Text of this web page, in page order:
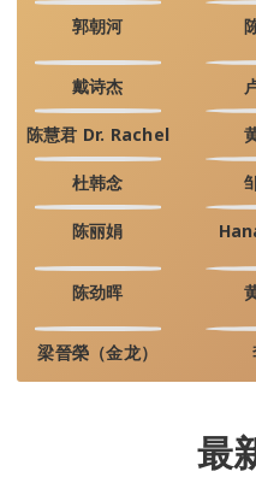
郭朝河
戴诗杰
陈慧君 Dr. Rachel
杜韩念
陈丽娟
陈劲晖
梁晉榮（金龙）
最